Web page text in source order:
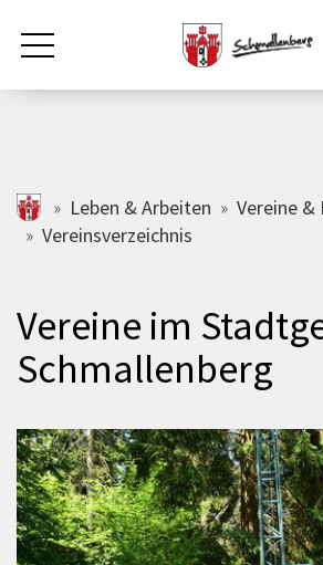
Zum Hauptinhalt springen
Rathaus & Politik
Tourismus
Wirtschaft
schmallenberg.de
Leben & Arbeiten
Vereine
Vereinsverzeichnis
Vereine im
Schmallenberg